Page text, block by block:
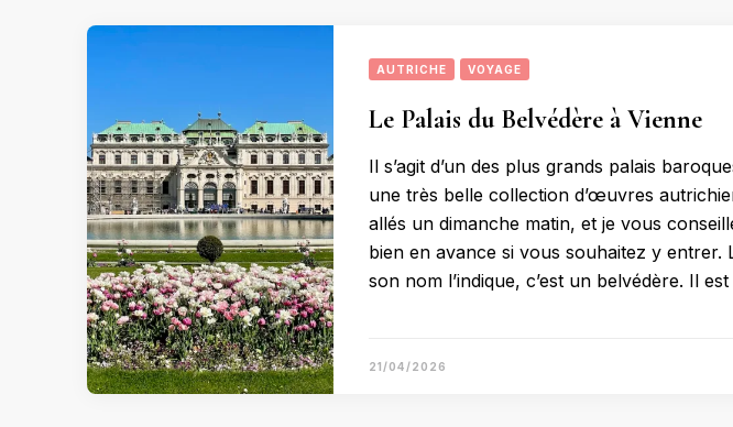
AUTRICHE VOYAGE
Le Palais du Belvédère à Vienne
Il s’agit d’un des plus grands palais
une très belle collection d’œuvres
allés un dimanche matin, et je vous
bien en avance si vous souhaitez y entrer.
son nom l’indique, c’est un belvédère. Il
21/04/2026